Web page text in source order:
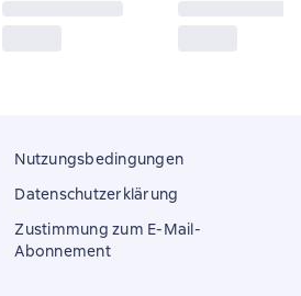
Nutzungsbedingungen
Datenschutzerklärung
Zustimmung zum E-Mail-
Abonnement